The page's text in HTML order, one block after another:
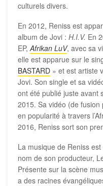
culturels divers.
En 2012, Reniss est
album de Jovi : H.I.V. En
EP,Afrikan LuV, avec sa
elle est apparue sur le
BASTARD » et est artiste
Jovi. Son single et sa
ont été publié juste avant
2015. Sa vidéo (de fusion
en popularité à travers
2016, Reniss sort son
La musique de Reniss
nom de son producteur,
Présente sur la scène
a des racines